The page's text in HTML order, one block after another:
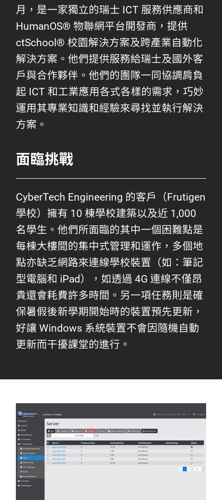
月，是一家獨立的瑞士 ICT 服務供應商和
HumanOS® 物聯網平台開發商，提供
ctSchool® 校園解決方案及跨產業自動化
解決方案。他們提供服務給瑞士及國外客
戶與合作夥伴。他們的團隊一同協調肩負
起 ICT 和工業應用各式各樣的需求，巧妙
運用其專業知識和經驗來尋找並執行解決
方案。
面臨挑戰
CyberTech Engineering 的客戶（Frutigen
學校）擁有 10 棟學校建築以及近 1,000
名學生。他們所面臨的其中一個困難點是
每棟大樓間的集中式管理和運作，多個地
點亦缺乏網路來連線學校裝置（如：筆記
型電腦和 iPad），如透過 4G 連線不僅昂
貴還會耗費許多時間。另一項任務則是確
保暑假後新學期開始時的裝置預先更新，
好讓 Windows 系統裝置不會因隨機自動
更新而干擾課堂的進行。